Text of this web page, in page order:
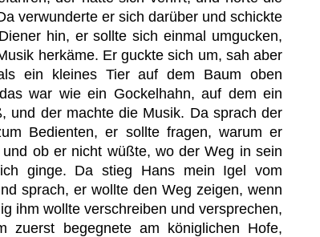
verwunderte er sich darüber und schickte
hin, er sollte sich einmal umgucken,
herkäme. Er guckte sich um, sah aber
ein kleines Tier auf dem Baum oben
war wie ein Gockelhahn, auf dem ein
und der machte die Musik. Da sprach der
Bedienten, er sollte fragen, warum er
ob er nicht wüßte, wo der Weg in sein
ginge. Da stieg Hans mein Igel vom
sprach, er wollte den Weg zeigen, wenn
ihm wollte verschreiben und versprechen,
zuerst begegnete am königlichen Hofe,